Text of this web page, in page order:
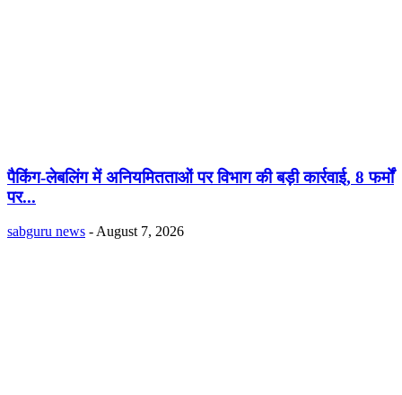
पैकिंग-लेबलिंग में अनियमितताओं पर विभाग की बड़ी कार्रवाई, 8 फर्मों
पर...
sabguru news - August 7, 2026